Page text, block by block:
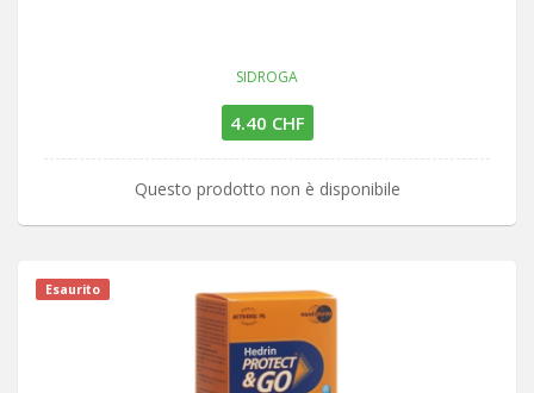
SIDROGA
4.40 CHF
Questo prodotto non è disponibile
Esaurito